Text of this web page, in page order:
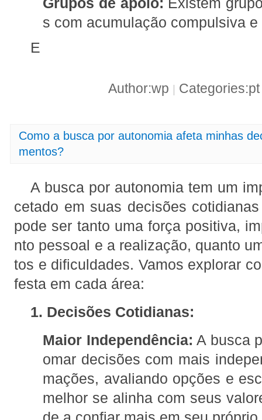
s com acumulação compulsiva
E
Author:wp
Como a busca por autonomia afeta minhas
mentos?
A busca por autonomia tem um
cetado em suas decisões
pode ser tanto uma força positiva,
nto pessoal e a realização, quanto
tos e dificuldades. Vamos explorar
festa em cada área:
1. Decisões Cotidianas:
Maior Independência: A busca
omar decisões com mais
mações, avaliando opções e
melhor se alinha com seus